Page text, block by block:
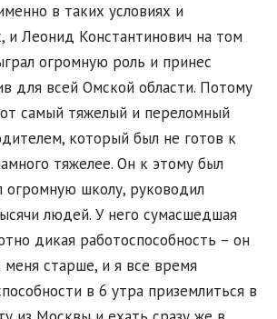
в таких условиях и
и Леонид Константинович на том
огромную роль и принес
для всей Омской области. Потому
самый тяжелый и переломный
который был не готов к
тяжелее. Он к этому был
огромную школу, руководил
людей. У него сумасшедшая
дикая работоспособность – он
меня старше, и я все время
в 6 утра приземлиться в